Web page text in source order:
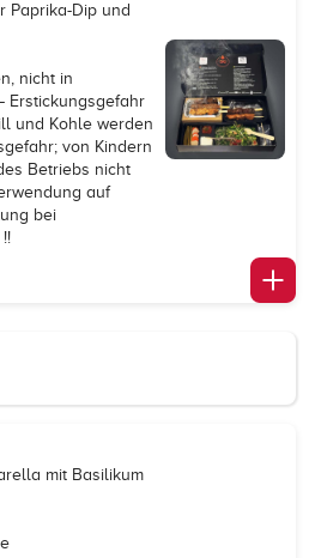
Paprika-Dip und
nicht in
Erstickungsgefahr
und Kohle werden
von Kindern
Betriebs nicht
auf
bei
mit Basilikum